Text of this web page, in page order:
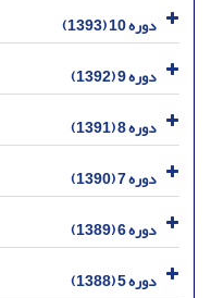
دوره 10 (1393)
دوره 9 (1392)
دوره 8 (1391)
دوره 7 (1390)
دوره 6 (1389)
دوره 5 (1388)